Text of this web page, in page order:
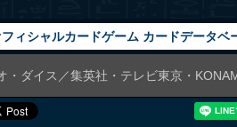
ィシャルカードゲーム カードデータベ
・ダイス／集英社・テレビ東京・